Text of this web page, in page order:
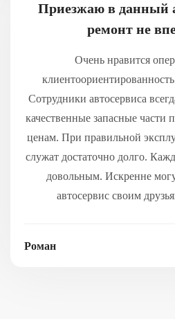
Приезжаю в данный
ремонт не
Очень нравится
Сотрудники автосервиса
качественные запасные
ценам. При правильной
служат достаточно долго.
довольным. Искренне могу
автосервис своим
Роман